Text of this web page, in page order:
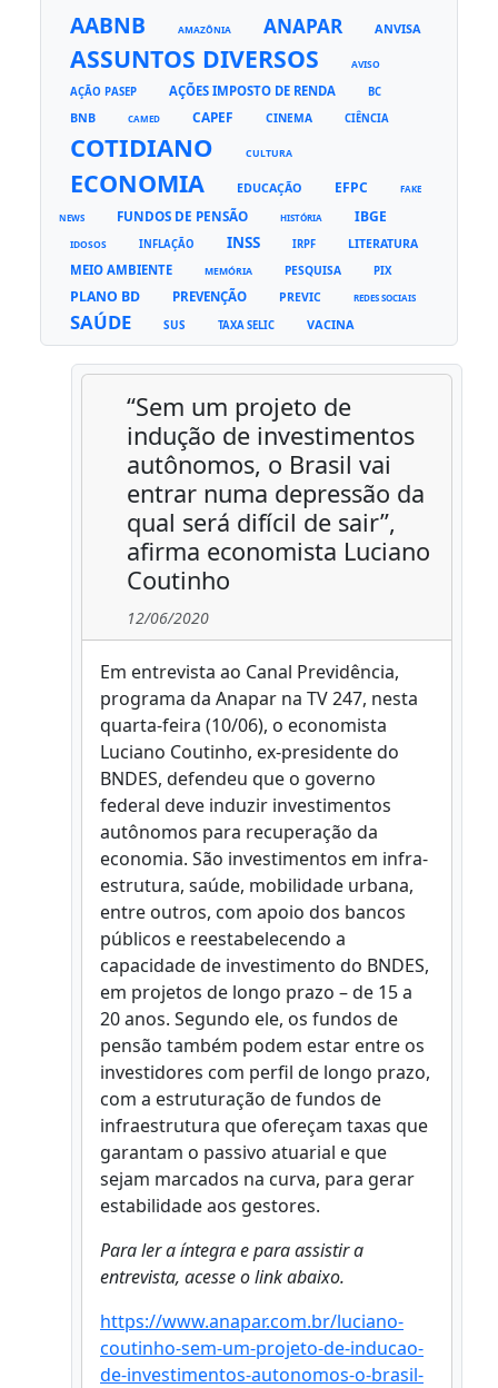
AABNB AMAZÔNIA ANAPAR ANVISA
ASSUNTOS DIVERSOS AVISO
AÇÃO PASEP AÇÕES IMPOSTO DE RENDA BC
BNB CAMED CAPEF CINEMA CIÊNCIA
COTIDIANO CULTURA
ECONOMIA EDUCAÇÃO EFPC FAKE
NEWS FUNDOS DE PENSÃO HISTÓRIA IBGE
IDOSOS INFLAÇÃO INSS IRPF LITERATURA
MEIO AMBIENTE MEMÓRIA PESQUISA PIX
PLANO BD PREVENÇÃO PREVIC REDES SOCIAIS
SAÚDE SUS TAXA SELIC VACINA
“Sem um projeto de
indução de investimentos
autônomos, o Brasil vai
entrar numa depressão da
qual será difícil de sair”,
afirma economista Luciano
Coutinho
12/06/2020
Em entrevista ao Canal Previdência,
programa da Anapar na TV 247, nesta
quarta-feira (10/06), o economista
Luciano Coutinho, ex-presidente do
BNDES, defendeu que o governo
federal deve induzir investimentos
autônomos para recuperação da
economia. São investimentos em infra-
estrutura, saúde, mobilidade urbana,
entre outros, com apoio dos bancos
públicos e reestabelecendo a
capacidade de investimento do BNDES,
em projetos de longo prazo – de 15 a
20 anos. Segundo ele, os fundos de
pensão também podem estar entre os
investidores com perfil de longo prazo,
com a estruturação de fundos de
infraestrutura que ofereçam taxas que
garantam o passivo atuarial e que
sejam marcados na curva, para gerar
estabilidade aos gestores.
Para ler a íntegra e para assistir a
entrevista, acesse o link abaixo.
https://www.anapar.com.br/luciano-
coutinho-sem-um-projeto-de-inducao-
de-investimentos-autonomos-o-brasil-